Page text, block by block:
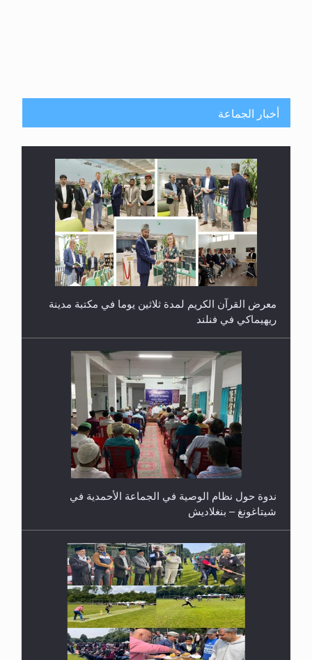
أخبار الجماعة
معرض القرآن الكريم لمدة ثلاثين يوما في مكتبة مدينة
ريهيماكي في فنلند
ندوة حول نظام الوصية في الجماعة الأحمدية في
شيتاغونغ – بنغلاديش